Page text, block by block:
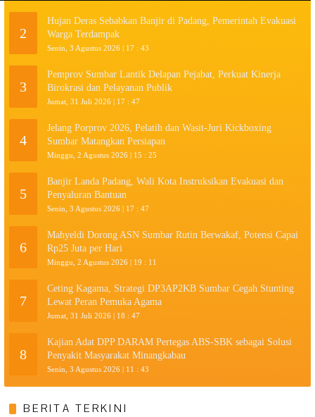
2
Hujan Deras Sebabkan Banjir di Padang, Pemerintah Evakuasi
Warga Terdampak
Senin, 3 Agustus 2026 | 17 : 43
3
Pemprov Sumbar Lantik Delapan Pejabat, Perkuat Kinerja
Birokrasi dan Pelayanan Publik
Jumat, 31 Juli 2026 | 17 : 47
4
Jelang Porprov 2026, Pelatih dan Wasit-Juri Kickboxing
Sumbar Matangkan Persiapan
Minggu, 2 Agustus 2026 | 15 : 25
5
Banjir Landa Padang, Wali Kota Instruksikan Evakuasi dan
Penyaluran Bantuan
Senin, 3 Agustus 2026 | 17 : 47
6
Mahyeldi Dorong ASN Sumbar Rutin Berwakaf, Potensi Capai
Rp25 Juta per Hari
Minggu, 2 Agustus 2026 | 19 : 11
7
Ceting Kagama, Strategi DP3AP2KB Sumbar Cegah Stunting
Lewat Peran Pemuka Agama
Jumat, 31 Juli 2026 | 18 : 47
8
Kajian Adat DPP DARAM Pertegas ABS-SBK sebagai Solusi
Penyakit Masyarakat Minangkabau
Senin, 3 Agustus 2026 | 11 : 43
BERITA TERKINI